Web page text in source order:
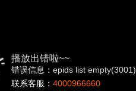
播放出错啦~~
错误信息：epids list empty(3001)
联系客服： 4000966660